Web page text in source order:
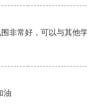
非常好，可以与其他
油